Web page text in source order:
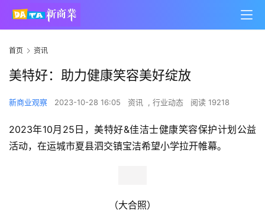
首页 资讯
美特好：助力健康笑容美好绽放
新商业观察 2023-10-28 16:05 资讯 , 行业动态 阅读 19218
2023年10月25日，美特好&佳洁士健康笑容保护计划公益
活动，在运城市夏县泗交镇宝洁希望小学拉开帷幕。
（大合照）